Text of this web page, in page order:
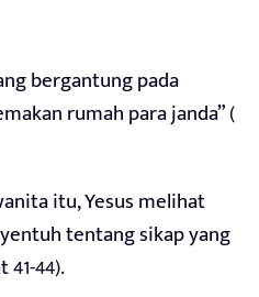
bergantung pada
rumah para janda” (
itu, Yesus melihat
tentang sikap yang
44).